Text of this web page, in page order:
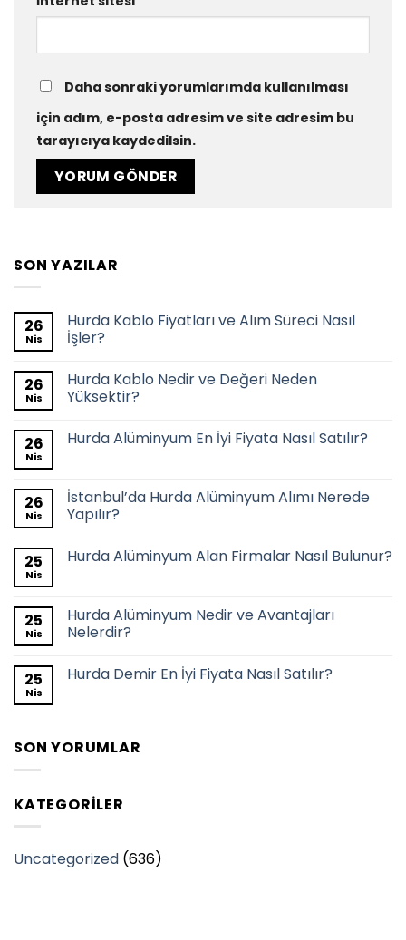
Daha sonraki yorumlarımda kullanılması
için adım, e-posta adresim ve site adresim bu
tarayıcıya kaydedilsin.
SON YAZILAR
26
Nis
Hurda Kablo Fiyatları ve Alım Süreci Nasıl
İşler?
26
Nis
Hurda Kablo Nedir ve Değeri Neden
Yüksektir?
26
Nis
Hurda Alüminyum En İyi Fiyata Nasıl Satılır?
26
Nis
İstanbul’da Hurda Alüminyum Alımı Nerede
Yapılır?
25
Nis
Hurda Alüminyum Alan Firmalar Nasıl Bulunur?
25
Nis
Hurda Alüminyum Nedir ve Avantajları
Nelerdir?
25
Nis
Hurda Demir En İyi Fiyata Nasıl Satılır?
SON YORUMLAR
KATEGORILER
Uncategorized (636)